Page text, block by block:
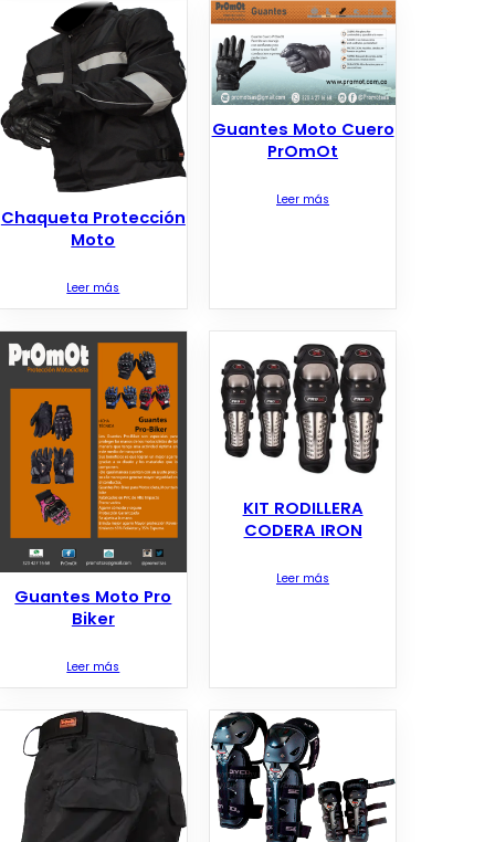
Chaqueta Protección
Moto
Leer más
Guantes Moto Cuero
PrOmOt
Leer más
Guantes Moto Pro
Biker
Leer más
KIT RODILLERA
CODERA IRON
Leer más